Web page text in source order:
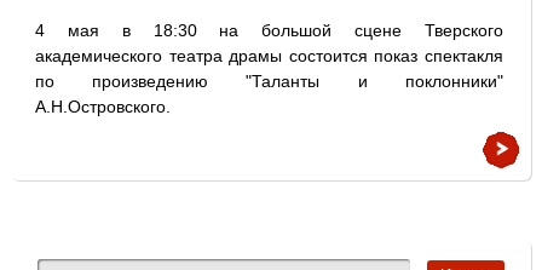
4 мая в 18:30 на большой сцене Тверского
академического театра драмы состоится показ спектакля
по произведению "Таланты и поклонники"
А.Н.Островского.